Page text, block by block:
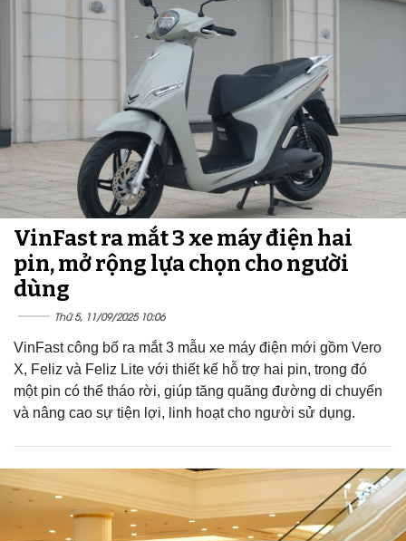
VinFast ra mắt 3 xe máy điện hai
pin, mở rộng lựa chọn cho người
dùng
Thứ 5, 11/09/2025 10:06
VinFast công bố ra mắt 3 mẫu xe máy điện mới gồm Vero
X, Feliz và Feliz Lite với thiết kế hỗ trợ hai pin, trong đó
một pin có thể tháo rời, giúp tăng quãng đường di chuyển
và nâng cao sự tiện lợi, linh hoạt cho người sử dụng.